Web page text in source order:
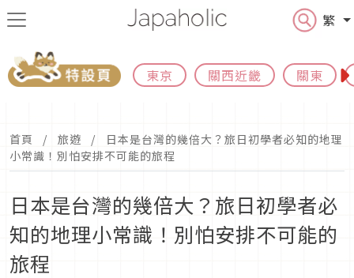
繁
東京 關西近畿 關東
首頁 旅遊
日本是台灣的幾倍大？旅日初學者必知的地理
小常識！別怕安排不可能的旅程
日本是台灣的幾倍大？旅日初學者必
知的地理小常識！別怕安排不可能的
旅程